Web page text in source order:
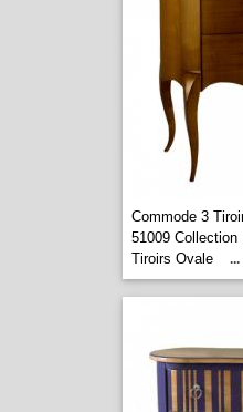
Commode 3
51009 Collection
Tiroirs Ovale
...